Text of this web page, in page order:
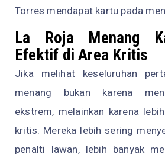
Torres mendapat kartu pada
La Roja Menang
Efektif di Area Kritis
Jika melihat keseluruhan
menang bukan karena
ekstrem, melainkan karena
kritis. Mereka lebih sering
penalti lawan, lebih banyak